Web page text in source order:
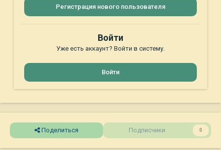
Регистрация нового пользователя
Войти
Уже есть аккаунт? Войти в систему.
Войти
Поделиться Подписчики 0